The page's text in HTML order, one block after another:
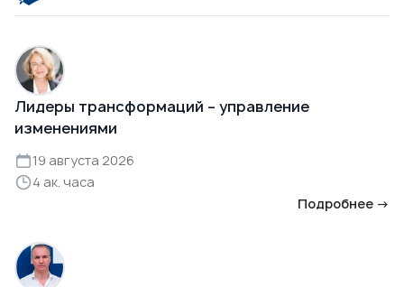
Лидеры трансформаций – управление
изменениями
19 августа 2026
4 ак. часа
Подробнее →